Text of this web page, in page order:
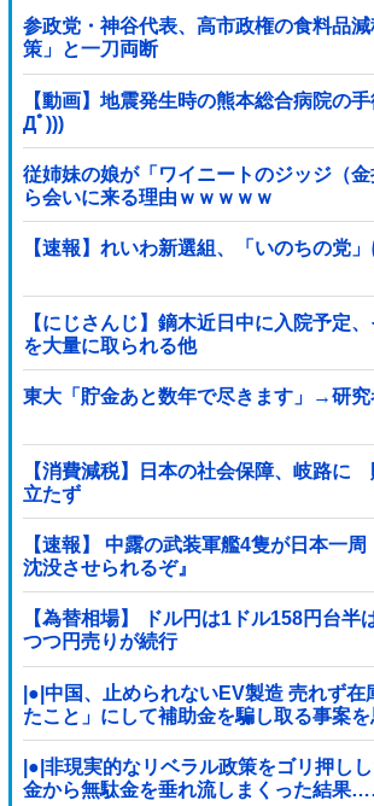
参政党・神谷代表、高市政権の食料品
策」と一刀両断
【動画】地震発生時の熊本総合病院の
Дﾟ)))
従姉妹の娘が「ワイニートのジッジ（
ら会いに来る理由ｗｗｗｗｗ
【速報】れいわ新選組、「いのちの党
【にじさんじ】鏑木近日中に入院予定
を大量に取られる他
東大「貯金あと数年で尽きます」→研
【消費減税】日本の社会保障、岐路に
立たず
【速報】 中露の武装軍艦4隻が日本一
沈没させられるぞ』
【為替相場】 ドル円は1ドル158円台半
つつ円売りが続行
|●|中国、止められないEV製造 売れず在
たこと」にして補助金を騙し取る事案
|●|非現実的なリベラル政策をゴリ押し
金から無駄金を垂れ流しまくった結果